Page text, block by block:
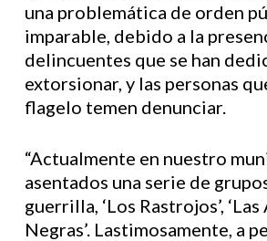
una problemática de orden
imparable, debido a la
delincuentes que se han
extorsionar, y las personas
flagelo temen denunciar.
“Actualmente en nuestro
asentados una serie de
guerrilla, ‘Los Rastrojos’,
Negras’. Lastimosamente, a